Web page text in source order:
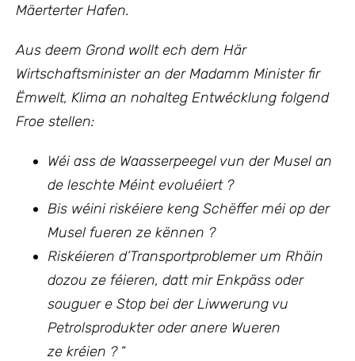
Mäerterter Hafen.
Aus deem Grond wollt ech dem Här
Wirtschaftsminister an der Madamm Minister fir
Ëmwelt, Klima an nohalteg Entwécklung folgend
Froe stellen:
Wéi ass de Waasserpeegel vun der Musel an
de leschte Méint evoluéiert ?
Bis wéini riskéiere keng Schëffer méi op der
Musel fueren ze kënnen ?
Riskéieren d’Transportproblemer um Rhäin
dozou ze féieren, datt mir Enkpäss oder
souguer e Stop bei der Liwwerung vu
Petrolsprodukter oder anere Wueren
ze kréien ? “